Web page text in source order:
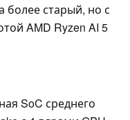
более старый, но с
AMD Ryzen AI 5
SoC среднего